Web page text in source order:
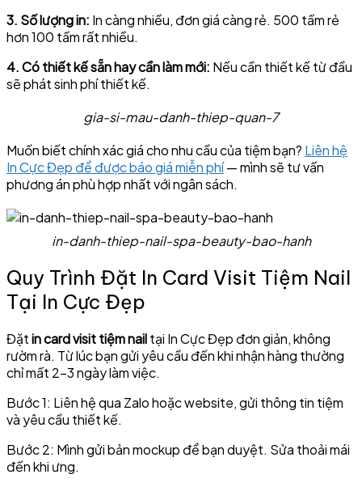
3. Số lượng in: In càng nhiều, đơn giá càng rẻ. 500 tấm rẻ
hơn 100 tấm rất nhiều.
4. Có thiết kế sẵn hay cần làm mới: Nếu cần thiết kế từ đầu
sẽ phát sinh phí thiết kế.
gia-si-mau-danh-thiep-quan-7
Muốn biết chính xác giá cho nhu cầu của tiệm bạn? Liên hệ
In Cực Đẹp để được báo giá miễn phí— mình sẽ tư vấn
phương án phù hợp nhất với ngân sách.
in-danh-thiep-nail-spa-beauty-bao-hanh
Quy Trình Đặt In Card Visit Tiệm Nail
Tại In Cực Đẹp
Đặtin card visit tiệm nailtại In Cực Đẹp đơn giản, không
rườm rà. Từ lúc bạn gửi yêu cầu đến khi nhận hàng thường
chỉ mất 2–3 ngày làm việc.
Bước 1: Liên hệ qua Zalo hoặc website, gửi thông tin tiệm
và yêu cầu thiết kế.
Bước 2: Mình gửi bản mockup để bạn duyệt. Sửa thoải mái
đến khi ưng.